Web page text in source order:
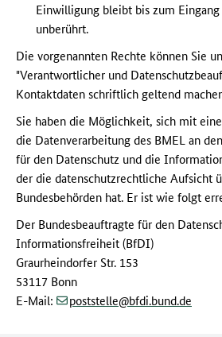
Einwilligung bleibt bis zum
unberührt.
Die vorgenannten Rechte können Sie
"Verantwortlicher und
Kontaktdaten schriftlich geltend
Sie haben die Möglichkeit, sich mit
die Datenverarbeitung des BMEL an
für den Datenschutz und die
der die datenschutzrechtliche Aufsicht
Bundesbehörden hat. Er ist wie folgt
Der Bundesbeauftragte für den
Informationsfreiheit (BfDI)
Graurheindorfer Str. 153
53117 Bonn
E-Mail:
poststelle (at)
bfdi.bund(dot)
de